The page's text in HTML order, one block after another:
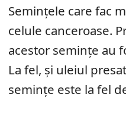
Semințele care fac
celule canceroase.
acestor semințe au
La fel, și uleiul
semințe este la fel